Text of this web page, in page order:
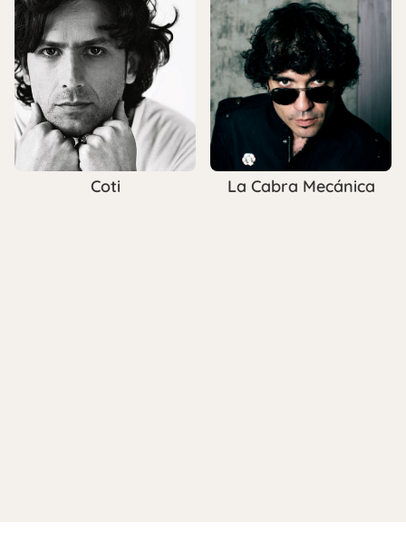
Coti La Cabra Mecánica